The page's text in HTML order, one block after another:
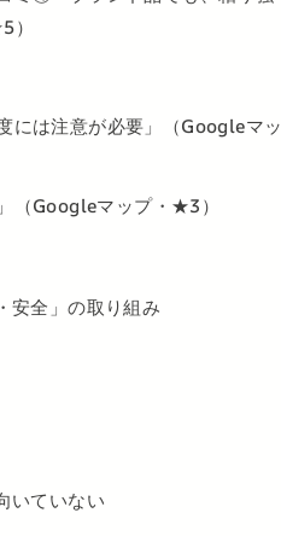
）
には注意が必要」（Googleマッ
（Googleマップ・★3）
安全」の取り組み
いていない